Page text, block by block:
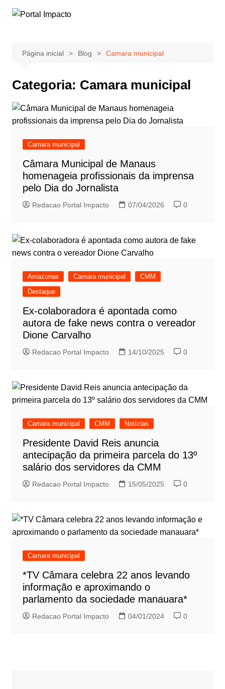
para
Página inicial Blog Camara municipal
Categoria: Camara municipal
Camara municipal
Câmara Municipal de Manaus
homenageia profissionais da imprensa
pelo Dia do Jornalista
Redacao Portal Impacto 07/04/2026 0
Amazonas Camara municipal
CMM
Destaque
Ex-colaboradora é apontada como
autora de fake news contra o vereador
Dione Carvalho
Redacao Portal Impacto 14/10/2025 0
Camara municipal CMM Notícias
Presidente David Reis anuncia
antecipação da primeira parcela do 13º
salário dos servidores da CMM
Redacao Portal Impacto 15/05/2025 0
Camara municipal
*TV Câmara celebra 22 anos levando
informação e aproximando o
parlamento da sociedade manauara*
Redacao Portal Impacto 04/01/2024 0